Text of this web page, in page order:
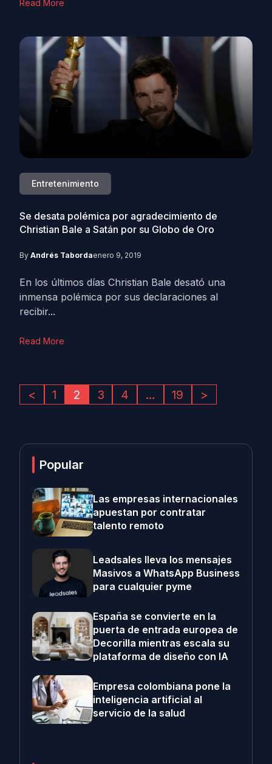
Read More
Entretenimiento
Se desata polémica por agradecimiento de
Christian Bale a Satán por su Globo de Oro
By Andrés Tabordaenero 9, 2019
En los últimos días Christian Bale desató una
inmensa polémica por sus declaraciones al
recibir...
Read More
< 1 2 3 4 … 19 >
Popular
Las empresas internacionales
apuestan por contratar
talento remoto
Leadsales lleva los mensajes
Masivos a WhatsApp Business
para cualquier pyme
España se convierte en la
puerta de entrada europea de
Decorilla mientras escala su
plataforma de diseño con IA
Empresa colombiana pone la
inteligencia artificial al
servicio de la salud